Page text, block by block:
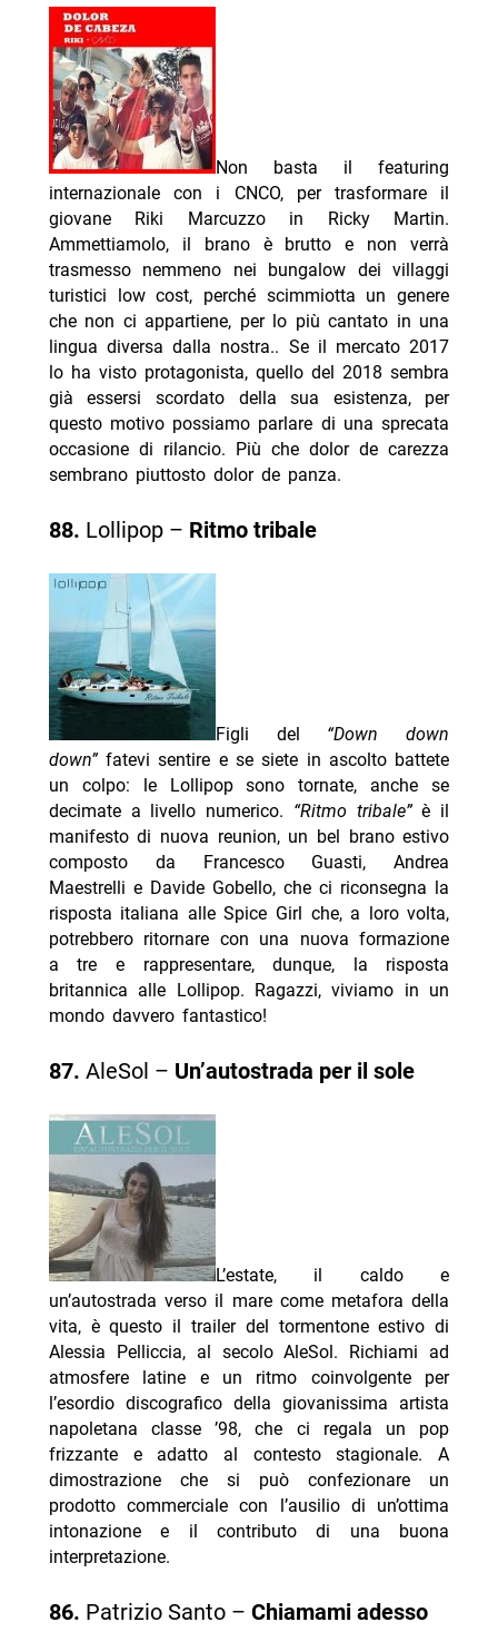
Non basta il featuring
internazionale con i CNCO, per trasformare il
giovane Riki Marcuzzo in Ricky Martin.
Ammettiamolo, il brano è brutto e non verrà
trasmesso nemmeno nei bungalow dei villaggi
turistici low cost, perché scimmiotta un genere
che non ci appartiene, per lo più cantato in una
lingua diversa dalla nostra.. Se il mercato 2017
lo ha visto protagonista, quello del 2018 sembra
già essersi scordato della sua esistenza, per
questo motivo possiamo parlare di una sprecata
occasione di rilancio. Più che dolor de carezza
sembrano piuttosto dolor de panza.
88. Lollipop – Ritmo tribale
Figli del “Down down
down”fatevi sentire e se siete in ascolto battete
un colpo: le Lollipop sono tornate, anche se
decimate a livello numerico. “Ritmo tribale”è il
manifesto di nuova reunion, un bel brano estivo
composto da Francesco Guasti, Andrea
Maestrelli e Davide Gobello, che ci riconsegna la
risposta italiana alle Spice Girl che, a loro volta,
potrebbero ritornare con una nuova formazione
a tre e rappresentare, dunque, la risposta
britannica alle Lollipop. Ragazzi, viviamo in un
mondo davvero fantastico!
87. AleSol – Un’autostrada per il sole
L’estate, il caldo e
un’autostrada verso il mare come metafora della
vita, è questo il trailer del tormentone estivo di
Alessia Pelliccia, al secolo AleSol. Richiami ad
atmosfere latine e un ritmo coinvolgente per
l’esordio discografico della giovanissima artista
napoletana classe ’98, che ci regala un pop
frizzante e adatto al contesto stagionale. A
dimostrazione che si può confezionare un
prodotto commerciale con l’ausilio di un’ottima
intonazione e il contributo di una buona
interpretazione.
86. Patrizio Santo – Chiamami adesso